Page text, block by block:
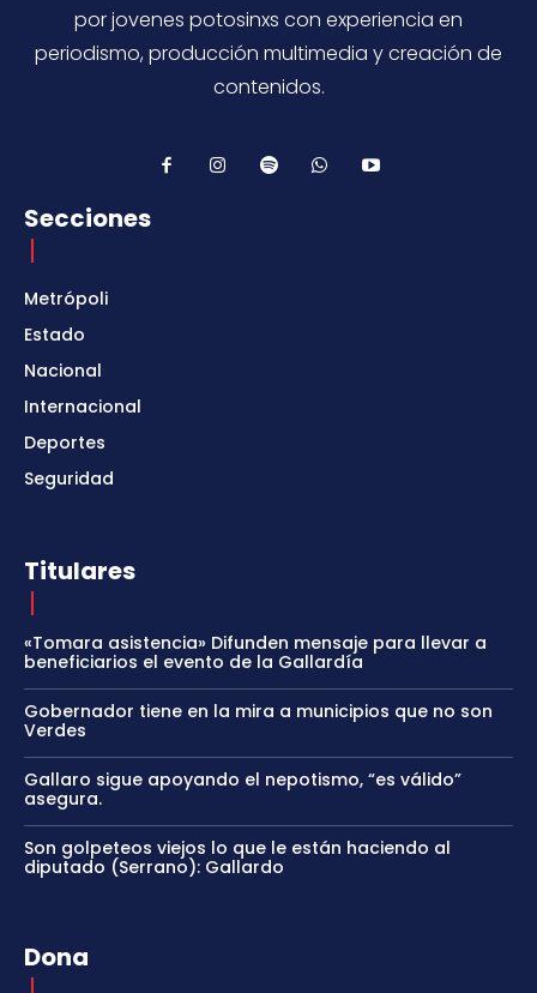
por jovenes potosinxs con experiencia en
periodismo, producción multimedia y creación de
contenidos.
Secciones
Metrópoli
Estado
Nacional
Internacional
Deportes
Seguridad
Titulares
«Tomara asistencia» Difunden mensaje para llevar a
beneficiarios el evento de la Gallardía
Gobernador tiene en la mira a municipios que no son
Verdes
Gallaro sigue apoyando el nepotismo, “es válido”
asegura.
Son golpeteos viejos lo que le están haciendo al
diputado (Serrano): Gallardo
Dona